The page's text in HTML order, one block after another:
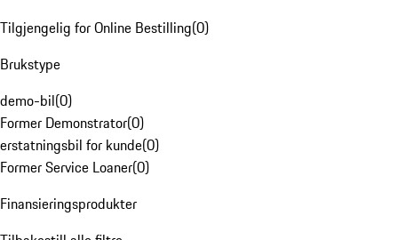
Tilgjengelig for Online Bestilling(0)
Brukstype
demo-bil(0)
Former Demonstrator(0)
erstatningsbil for kunde(0)
Former Service Loaner(0)
Finansieringsprodukter